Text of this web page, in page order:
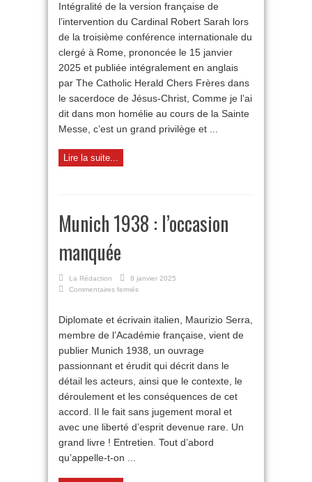
La
beauté
la
mission
du
prêtre
Intégralité de la version française de
l’intervention du Cardinal Robert Sarah lors
de la troisième conférence internationale du
clergé à Rome, prononcée le 15 janvier
2025 et publiée intégralement en anglais
par The Catholic Herald Chers Frères dans
le sacerdoce de Jésus-Christ, Comme je l’ai
dit dans mon homélie au cours de la Sainte
Messe, c’est un grand privilège et ...
Lire la suite...
Munich 1938 : l’occasion
manquée
La Rédaction
8 janvier 2025
Commentaires fermés
l’occasion
manquée
Diplomate et écrivain italien, Maurizio Serra,
membre de l’Académie française, vient de
publier Munich 1938, un ouvrage
passionnant et érudit qui décrit dans le
détail les acteurs, ainsi que le contexte, le
déroulement et les conséquences de cet
accord. Il le fait sans jugement moral et
avec une liberté d’esprit devenue rare. Un
grand livre ! Entretien. Tout d’abord
qu’appelle-t-on ...